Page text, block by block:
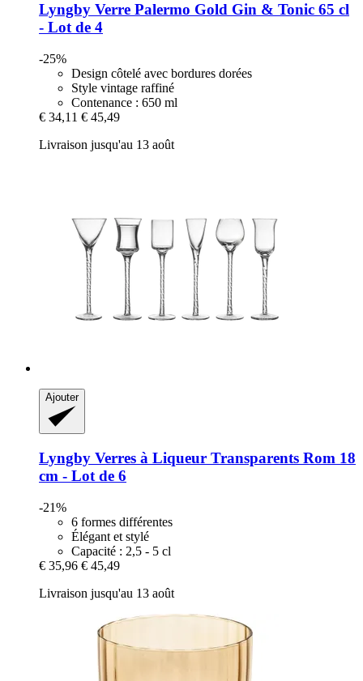
Lyngby Verre Palermo Gold Gin & Tonic 65 cl
-​ Lot de 4
-25%
Design côtelé avec bordures dorées
Style vintage raffiné
Contenance : 650 ml
€ 34,11 € 45,49
Livraison jusqu'au 13 août
Ajouter
Lyngby Verres à Liqueur Transparents Rom 18
cm -​ Lot de 6
-21%
6 formes différentes
Élégant et stylé
Capacité : 2,5 - 5 cl
€ 35,96 € 45,49
Livraison jusqu'au 13 août